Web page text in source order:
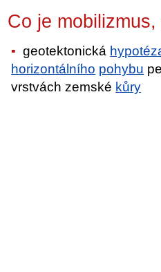
Co je
geotektonická
horizontálního pohybu
vrstvách zemské kůry